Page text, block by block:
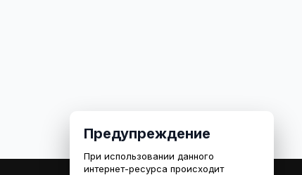
Предупреждение
При использовании данного
интернет-ресурса происходит